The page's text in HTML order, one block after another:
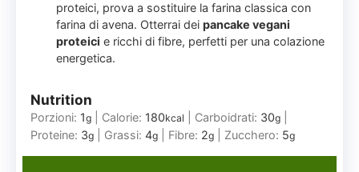
proteici, prova a sostituire la farina classica con
farina di avena. Otterrai deipancake vegani
proteici e ricchi di fibre, perfetti per una colazione
energetica.
Nutrition
Porzioni: 1g Calorie: 180kcal Carboidrati: 30g
Proteine: 3g Grassi:4g Fibre: 2g Zucchero: 5g